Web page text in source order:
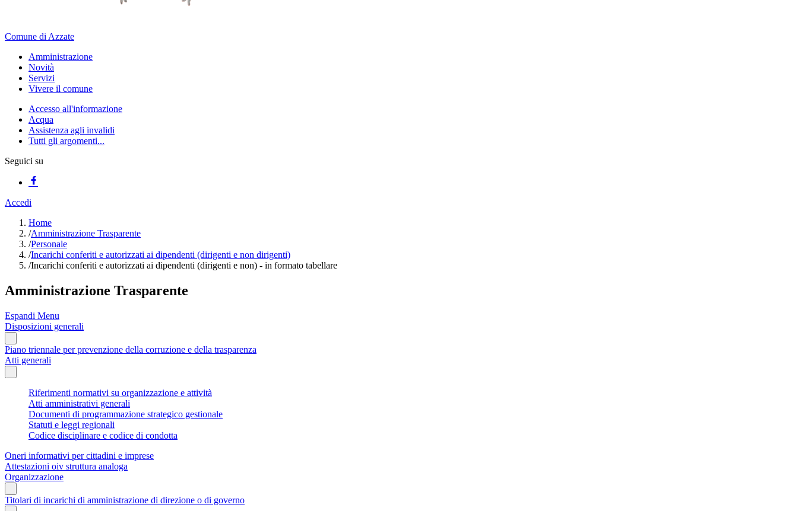
Comune di Azzate
Amministrazione
Novità
Servizi
Vivere il comune
Accesso all'informazione
Acqua
Assistenza agli invalidi
Tutti gli argomenti...
Seguici su
Accedi
Home
/Amministrazione Trasparente
/Personale
/Incarichi conferiti e autorizzati ai dipendenti (dirigenti e non dirigenti)
/Incarichi conferiti e autorizzati ai dipendenti (dirigenti e non) - in formato tabellare
Amministrazione Trasparente
Espandi Menu
Disposizioni generali
Piano triennale per prevenzione della corruzione e della trasparenza
Atti generali
Riferimenti normativi su organizzazione e attività
Atti amministrativi generali
Documenti di programmazione strategico gestionale
Statuti e leggi regionali
Codice disciplinare e codice di condotta
Oneri informativi per cittadini e imprese
Attestazioni oiv struttura analoga
Organizzazione
Titolari di incarichi di amministrazione di direzione o di governo